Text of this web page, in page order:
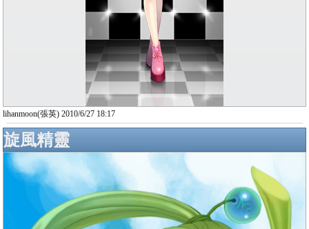
lihanmoon(張英) 2010/6/27 18:17
旋風精靈